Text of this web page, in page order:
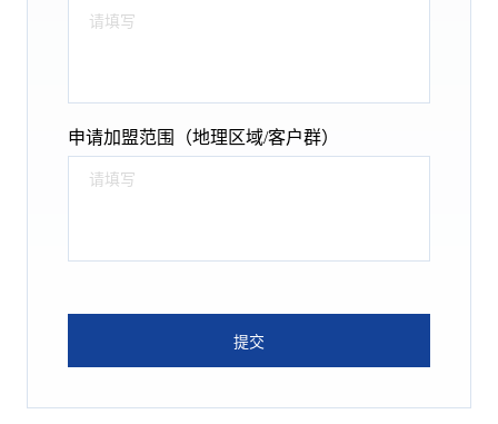
申请加盟范围（地理区域/客户群）
提交